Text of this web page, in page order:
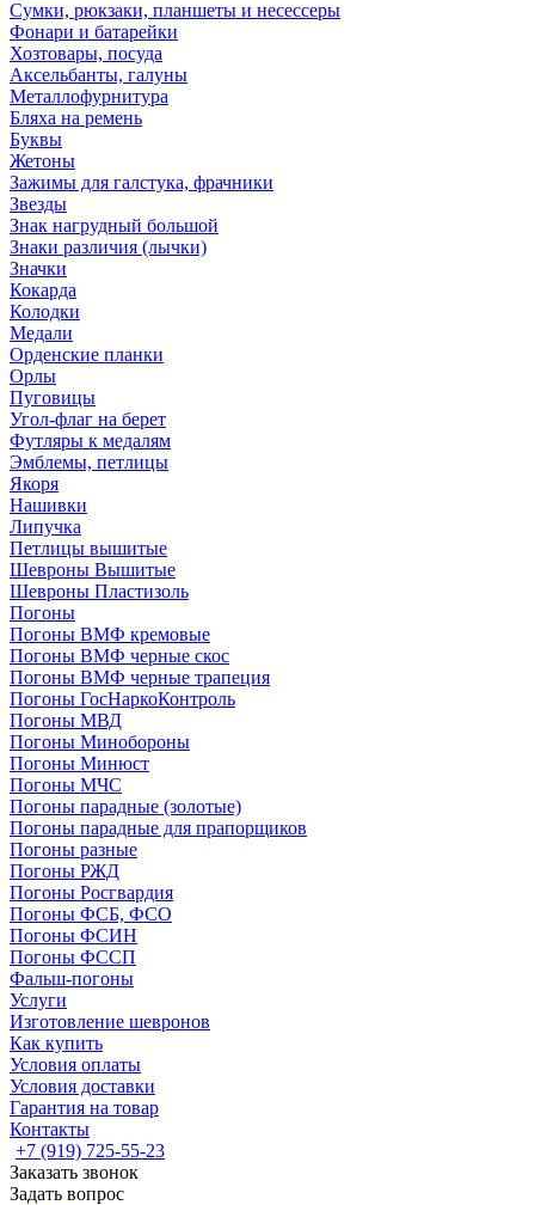
Сумки, рюкзаки, планшеты и несессеры
Фонари и батарейки
Хозтовары, посуда
Аксельбанты, галуны
Металлофурнитура
Бляха на ремень
Буквы
Жетоны
Зажимы для галстука, фрачники
Звезды
Знак нагрудный большой
Знаки различия (лычки)
Значки
Кокарда
Колодки
Медали
Орденские планки
Орлы
Пуговицы
Угол-флаг на берет
Футляры к медалям
Эмблемы, петлицы
Якоря
Нашивки
Липучка
Петлицы вышитые
Шевроны Вышитые
Шевроны Пластизоль
Погоны
Погоны ВМФ кремовые
Погоны ВМФ черные скос
Погоны ВМФ черные трапеция
Погоны ГосНаркоКонтроль
Погоны МВД
Погоны Минобороны
Погоны Минюст
Погоны МЧС
Погоны парадные (золотые)
Погоны парадные для прапорщиков
Погоны разные
Погоны РЖД
Погоны Росгвардия
Погоны ФСБ, ФСО
Погоны ФСИН
Погоны ФССП
Фальш-погоны
Услуги
Изготовление шевронов
Как купить
Условия оплаты
Условия доставки
Гарантия на товар
Контакты
+7 (919) 725-55-23
Заказать звонок
Задать вопрос